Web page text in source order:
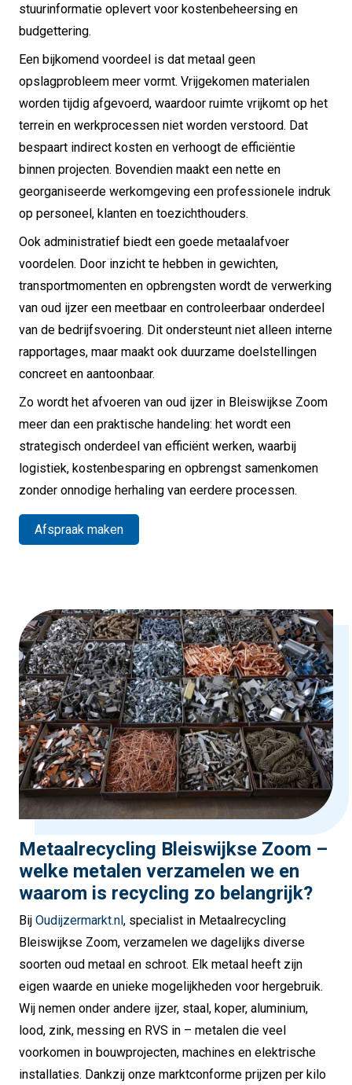
stuurinformatie oplevert voor kostenbeheersing en
budgettering.
Een bijkomend voordeel is dat metaal geen
opslagprobleem meer vormt. Vrijgekomen materialen
worden tijdig afgevoerd, waardoor ruimte vrijkomt op het
terrein en werkprocessen niet worden verstoord. Dat
bespaart indirect kosten en verhoogt de efficiëntie
binnen projecten. Bovendien maakt een nette en
georganiseerde werkomgeving een professionele indruk
op personeel, klanten en toezichthouders.
Ook administratief biedt een goede metaalafvoer
voordelen. Door inzicht te hebben in gewichten,
transportmomenten en opbrengsten wordt de verwerking
van oud ijzer een meetbaar en controleerbaar onderdeel
van de bedrijfsvoering. Dit ondersteunt niet alleen interne
rapportages, maar maakt ook duurzame doelstellingen
concreet en aantoonbaar.
Zo wordt het afvoeren van oud ijzer in Bleiswijkse Zoom
meer dan een praktische handeling: het wordt een
strategisch onderdeel van efficiënt werken, waarbij
logistiek, kostenbesparing en opbrengst samenkomen
zonder onnodige herhaling van eerdere processen.
Afspraak maken
Metaalrecycling Bleiswijkse Zoom –
welke metalen verzamelen we en
waarom is recycling zo belangrijk?
Bij Oudijzermarkt.nl, specialist in Metaalrecycling
Bleiswijkse Zoom, verzamelen we dagelijks diverse
soorten oud metaal en schroot. Elk metaal heeft zijn
eigen waarde en unieke mogelijkheden voor hergebruik.
Wij nemen onder andere ijzer, staal, koper, aluminium,
lood, zink, messing en RVS in – metalen die veel
voorkomen in bouwprojecten, machines en elektrische
installaties. Dankzij onze marktconforme prijzen per kilo